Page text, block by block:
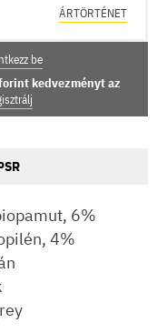
ÁRTÖRTÉNET
be
kedvezményt az
6%
4%